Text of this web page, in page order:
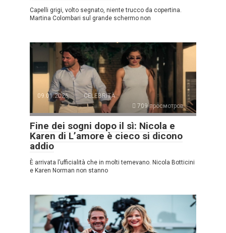
Capelli grigi, volto segnato, niente trucco da copertina.
Martina Colombari sul grande schermo non
09.01.2026
CELEBRITÀ
709 просмотров
Fine dei sogni dopo il sì: Nicola e
Karen di L’amore è cieco si dicono
addio
È arrivata l’ufficialità che in molti temevano. Nicola Botticini
e Karen Norman non stanno